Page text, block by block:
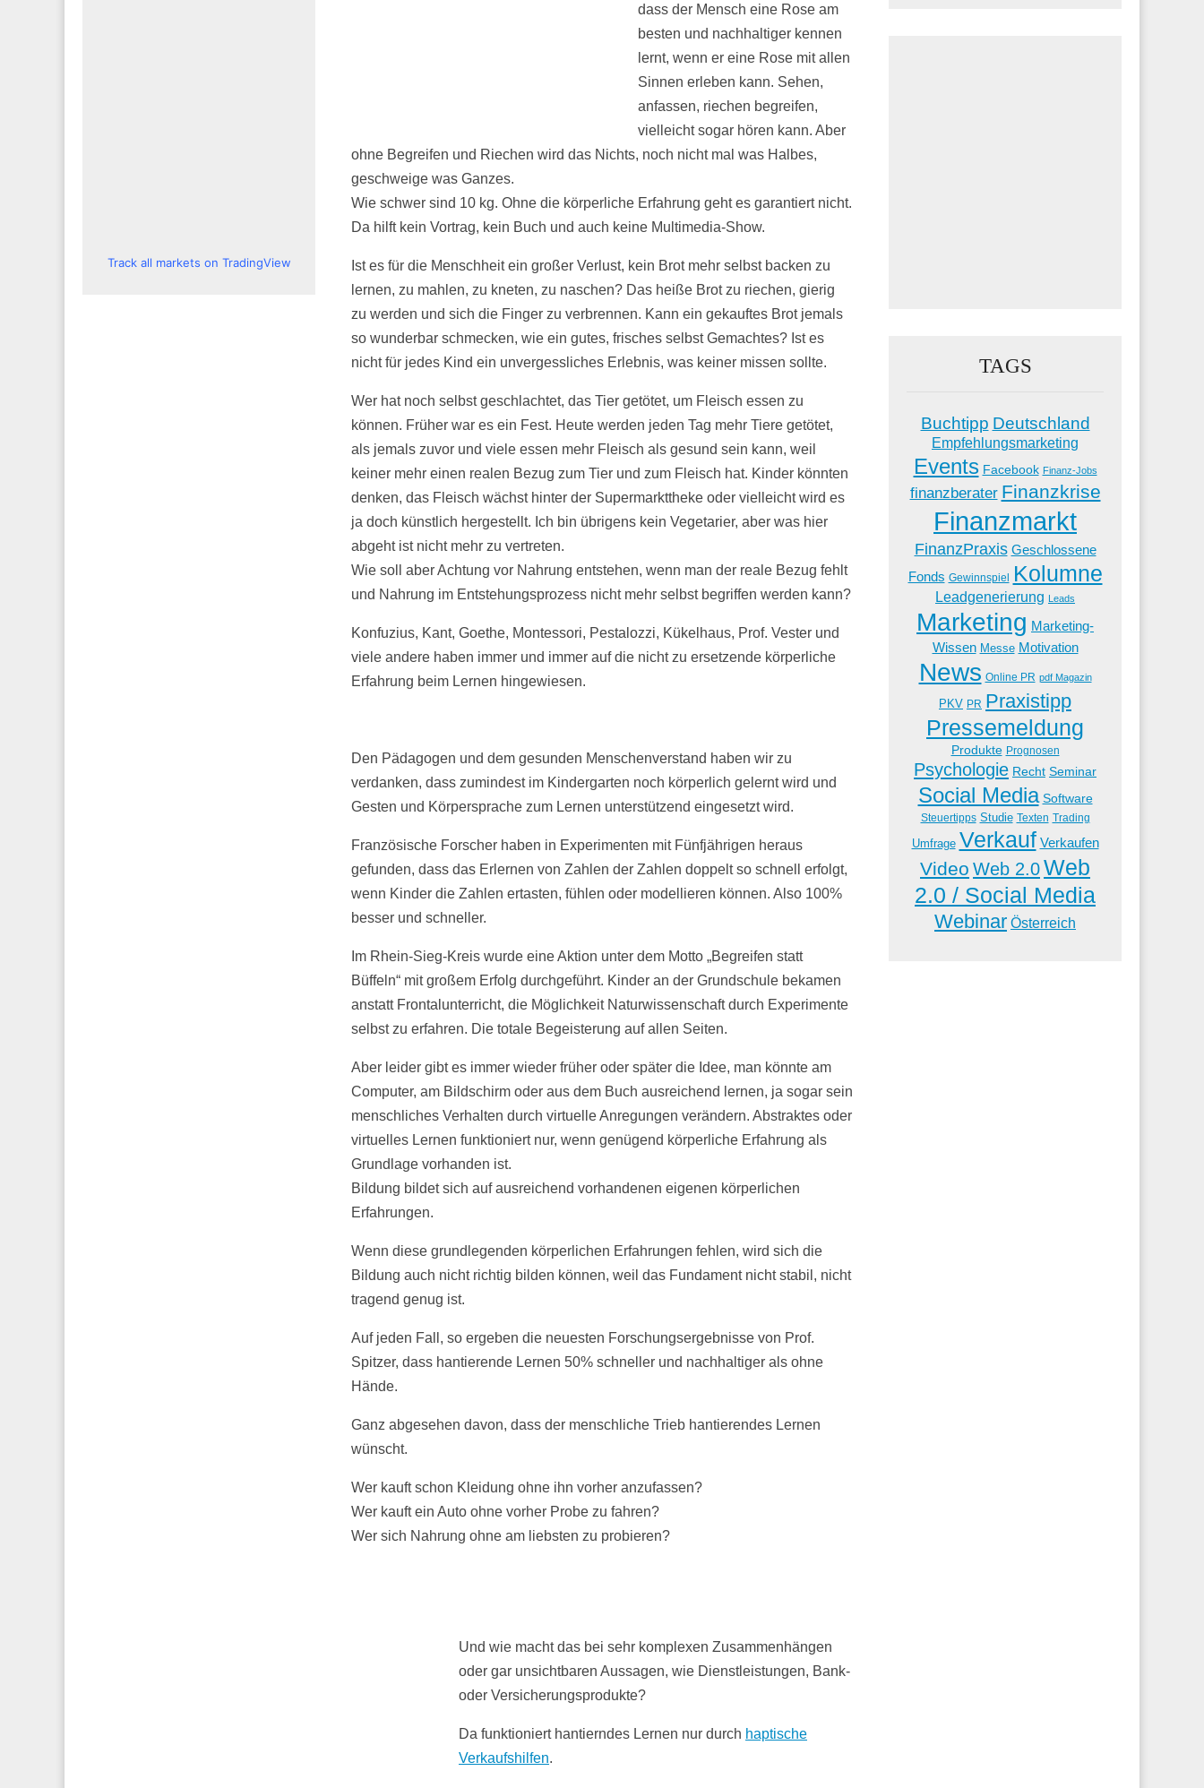
dass der Mensch eine Rose am
besten und nachhaltiger kennen
lernt, wenn er eine Rose mit allen
Sinnen erleben kann. Sehen,
anfassen, riechen begreifen,
vielleicht sogar hören kann. Aber
ohne Begreifen und Riechen wird das Nichts, noch nicht mal was Halbes,
geschweige was Ganzes.
Wie schwer sind 10 kg. Ohne die körperliche Erfahrung geht es garantiert nicht.
Da hilft kein Vortrag, kein Buch und auch keine Multimedia-Show.
Ist es für die Menschheit ein großer Verlust, kein Brot mehr selbst backen zu
lernen, zu mahlen, zu kneten, zu naschen? Das heiße Brot zu riechen, gierig
zu werden und sich die Finger zu verbrennen. Kann ein gekauftes Brot jemals
so wunderbar schmecken, wie ein gutes, frisches selbst Gemachtes? Ist es
nicht für jedes Kind ein unvergessliches Erlebnis, was keiner missen sollte.
Wer hat noch selbst geschlachtet, das Tier getötet, um Fleisch essen zu
können. Früher war es ein Fest. Heute werden jeden Tag mehr Tiere getötet,
als jemals zuvor und viele essen mehr Fleisch als gesund sein kann, weil
keiner mehr einen realen Bezug zum Tier und zum Fleisch hat. Kinder könnten
denken, das Fleisch wächst hinter der Supermarkttheke oder vielleicht wird es
ja doch künstlich hergestellt. Ich bin übrigens kein Vegetarier, aber was hier
abgeht ist nicht mehr zu vertreten.
Wie soll aber Achtung vor Nahrung entstehen, wenn man der reale Bezug fehlt
und Nahrung im Entstehungsprozess nicht mehr selbst begriffen werden kann?
Konfuzius, Kant, Goethe, Montessori, Pestalozzi, Kükelhaus, Prof. Vester und
viele andere haben immer und immer auf die nicht zu ersetzende körperliche
Erfahrung beim Lernen hingewiesen.
Den Pädagogen und dem gesunden Menschenverstand haben wir zu
verdanken, dass zumindest im Kindergarten noch körperlich gelernt wird und
Gesten und Körpersprache zum Lernen unterstützend eingesetzt wird.
Französische Forscher haben in Experimenten mit Fünfjährigen heraus
gefunden, dass das Erlernen von Zahlen der Zahlen doppelt so schnell erfolgt,
wenn Kinder die Zahlen ertasten, fühlen oder modellieren können. Also 100%
besser und schneller.
Im Rhein-Sieg-Kreis wurde eine Aktion unter dem Motto „Begreifen statt
Büffeln“ mit großem Erfolg durchgeführt. Kinder an der Grundschule bekamen
anstatt Frontalunterricht, die Möglichkeit Naturwissenschaft durch Experimente
selbst zu erfahren. Die totale Begeisterung auf allen Seiten.
Aber leider gibt es immer wieder früher oder später die Idee, man könnte am
Computer, am Bildschirm oder aus dem Buch ausreichend lernen, ja sogar sein
menschliches Verhalten durch virtuelle Anregungen verändern. Abstraktes oder
virtuelles Lernen funktioniert nur, wenn genügend körperliche Erfahrung als
Grundlage vorhanden ist.
Bildung bildet sich auf ausreichend vorhandenen eigenen körperlichen
Erfahrungen.
Wenn diese grundlegenden körperlichen Erfahrungen fehlen, wird sich die
Bildung auch nicht richtig bilden können, weil das Fundament nicht stabil, nicht
tragend genug ist.
Auf jeden Fall, so ergeben die neuesten Forschungsergebnisse von Prof.
Spitzer, dass hantierende Lernen 50% schneller und nachhaltiger als ohne
Hände.
Ganz abgesehen davon, dass der menschliche Trieb hantierendes Lernen
wünscht.
Wer kauft schon Kleidung ohne ihn vorher anzufassen?
Wer kauft ein Auto ohne vorher Probe zu fahren?
Wer sich Nahrung ohne am liebsten zu probieren?
Und wie macht das bei sehr komplexen Zusammenhängen
oder gar unsichtbaren Aussagen, wie Dienstleistungen, Bank-
oder Versicherungsprodukte?
Da funktioniert hantierndes Lernen nur durch haptische
Verkaufshilfen.
Track all markets on TradingView
TAGS
Buchtipp Deutschland
Empfehlungsmarketing
Events Facebook Finanz-Jobs
finanzberater Finanzkrise
Finanzmarkt
FinanzPraxis Geschlossene
Fonds Gewinnspiel Kolumne
Leadgenerierung Leads
Marketing Marketing-
Wissen Messe Motivation
News Online PR pdf Magazin
PKV PR Praxistipp
Pressemeldung
Produkte Prognosen
Psychologie Recht Seminar
Social Media Software
Steuertipps Studie Texten Trading
Umfrage Verkauf Verkaufen
Video Web 2.0Web
2.0 / Social Media
Webinar Österreich